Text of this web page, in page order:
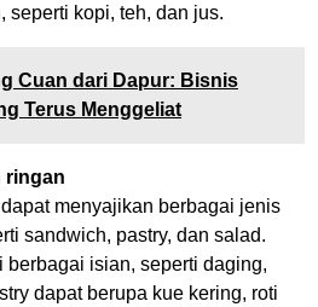
seperti kopi, teh, dan jus.
Cuan dari Dapur: Bisnis
Terus Menggeliat
ringan
menyajikan berbagai jenis
sandwich, pastry, dan salad.
berbagai isian, seperti daging,
dapat berupa kue kering, roti